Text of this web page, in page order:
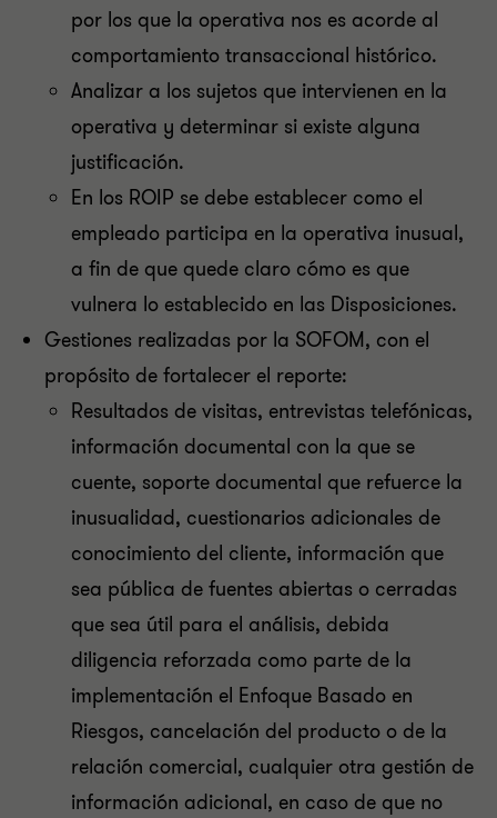
por los que la operativa nos es acorde al
comportamiento transaccional histórico.
Analizar a los sujetos que intervienen en la
operativa y determinar si existe alguna
justificación.
En los ROIP se debe establecer como el
empleado participa en la operativa inusual,
a fin de que quede claro cómo es que
vulnera lo establecido en las Disposiciones.
Gestiones realizadas por la SOFOM, con el
propósito de fortalecer el reporte:
Resultados de visitas, entrevistas telefónicas,
información documental con la que se
cuente, soporte documental que refuerce la
inusualidad, cuestionarios adicionales de
conocimiento del cliente, información que
sea pública de fuentes abiertas o cerradas
que sea útil para el análisis, debida
diligencia reforzada como parte de la
implementación el Enfoque Basado en
Riesgos, cancelación del producto o de la
relación comercial, cualquier otra gestión de
información adicional, en caso de que no